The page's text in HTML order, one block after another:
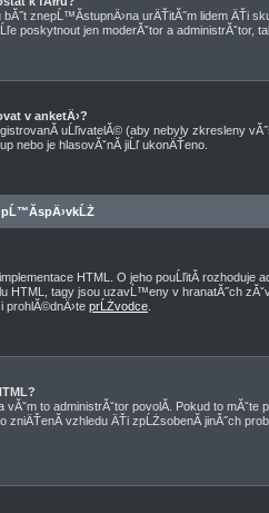
bĂ˝t znepĹ™Ă­stupnÄ›na urÄŤitĂ˝m lidem
poskytnout jen moderĂˇtor a administrĂˇtor,
v anketÄ›?
uĹľivatelĂ© (aby nebyly zkresleny
nebo je hlasovĂˇnĂ­ jiĹľ ukonÄŤeno.
pĹ™Ă­spÄ›vkĹŻ
implementace HTML. O jeho pouĹľitĂ­
HTML, tagy jsou uzavĹ™eny v hranatĂ˝ch
prohlĂ©dnÄ›te prĹŻvodce
vĂˇm to administrĂˇtor povolĂ­. Pokud to
zniÄŤenĂ­ vzhledu ÄŤi zpĹŻsobenĂ­ jinĂ˝ch